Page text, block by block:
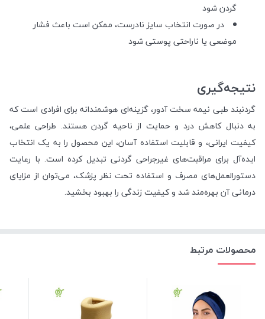
گردن شود
در صورت انتخاب سایز نادرست، ممکن است باعث فشار
موضعی یا ناراحتی پوستی شود
نتیجه‌گیری
گردنبند طبی نیمه سخت آدور، گزینه‌ای هوشمندانه برای افرادی است که
به دنبال کاهش درد و حمایت از ناحیه گردن هستند. طراحی علمی،
کیفیت ایرانی، و قابلیت استفاده آسان، این محصول را به یک انتخاب
ایده‌آل برای مراقبت‌های غیرجراحی گردنی تبدیل کرده است. با رعایت
دستورالعمل‌های مصرف و استفاده تحت نظر پزشک، می‌توان از مزایای
درمانی آن بهره‌مند شد و کیفیت زندگی را بهبود بخشید.
محصولات مرتبط